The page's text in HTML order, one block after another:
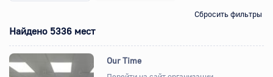
Сбросить фильтры
Найдено 5336 мест
Our Time